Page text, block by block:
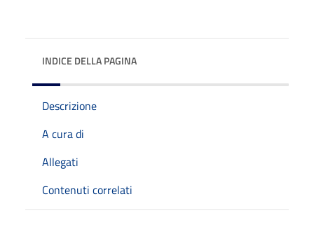
INDICE DELLA PAGINA
Descrizione
A cura di
Allegati
Contenuti correlati